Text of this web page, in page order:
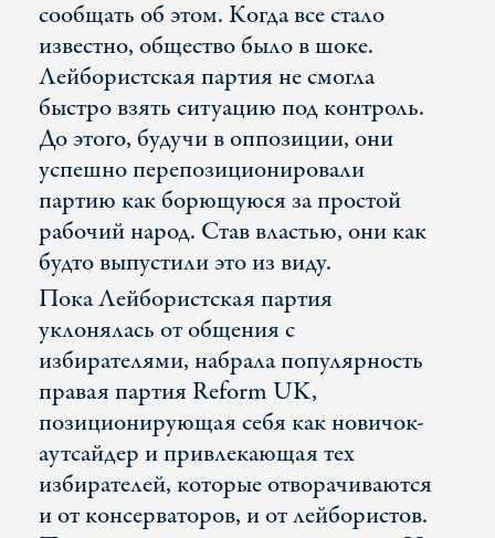
сообщать об этом. Когда все стало
известно, общество было в шоке.
Лейбористская партия не смогла
быстро взять ситуацию под контроль.
До этого, будучи в оппозиции, они
успешно перепозиционировали
партию как борющуюся за простой
рабочий народ. Став властью, они как
будто выпустили это из виду.
Пока Лейбористская партия
уклонялась от общения с
избирателями, набрала популярность
правая партия Reform UK,
позиционирующая себя как новичок-
аутсайдер и привлекающая тех
избирателей, которые отворачиваются
и от консерваторов, и от лейбористов.